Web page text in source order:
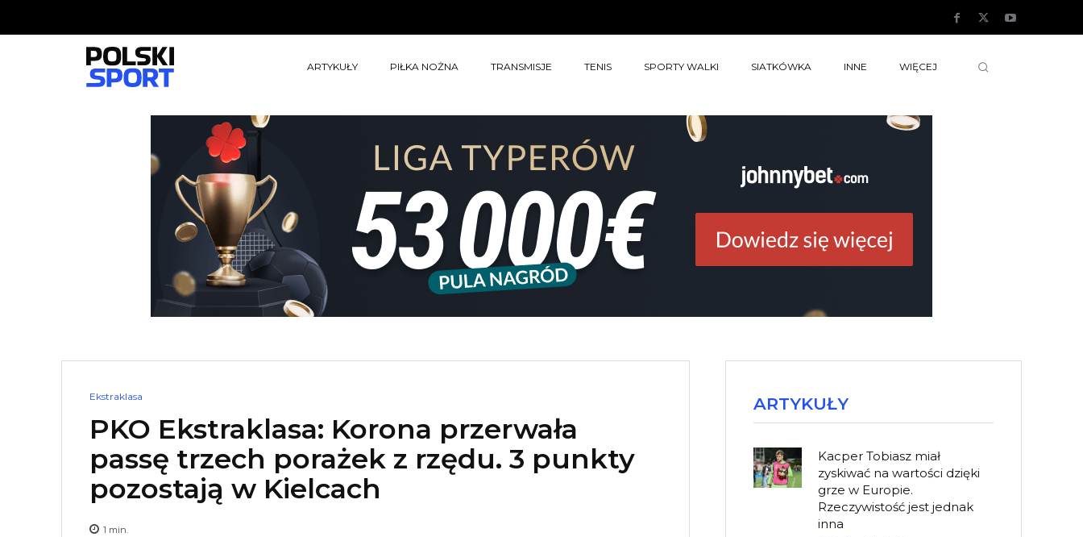
ARTYKUŁY PIŁKA NOŻNA TRANSMISJE TENIS SPORTY WALKI SIATKÓWKA INNE WIĘCEJ
Ekstraklasa
PKO Ekstraklasa: Korona przerwała
passę trzech porażek z rzędu. 3 punkty
pozostają w Kielcach
1 min.
ARTYKUŁY
Kacper Tobiasz miał
zyskiwać na wartości dzięki
grze w Europie.
Rzeczywistość jest jednak
inna